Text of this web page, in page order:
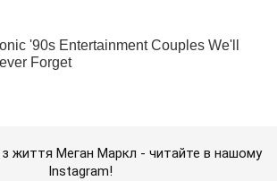
з життя Меган Маркл - читайте в нашому
Instagram!